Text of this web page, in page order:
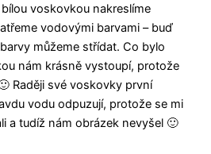
voskovkou nakreslíme
vodovými barvami – buď
můžeme střídat. Co bylo
nám krásně vystoupí, protože
Raději své voskovky první
vodu odpuzují, protože se mi
a tudíž nám obrázek nevyšel 🙂